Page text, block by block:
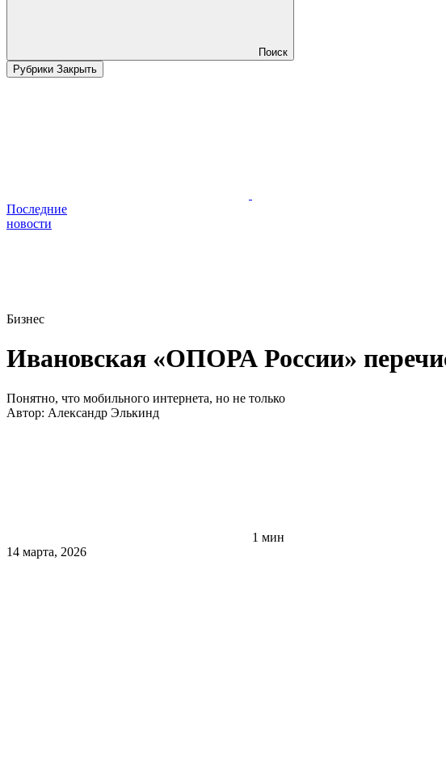
Поиск
Рубрики Закрыть
Последние
новости
Бизнес
Ивановская «ОПОРА России»
Понятно, что мобильного интернета, но не только
Автор: Александр Элькинд
1 мин
14 марта, 2026